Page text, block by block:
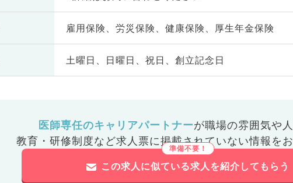
雇用保険、労災保険、健康保険、厚生年金保険
土曜日、日曜日、祝日、創立記念日
医師専任のキャリアパートナーが職場の雰囲気や人
教育・研修制度など求人票に掲載されていない情報をお
この求人に似ている求人を紹介してもらう